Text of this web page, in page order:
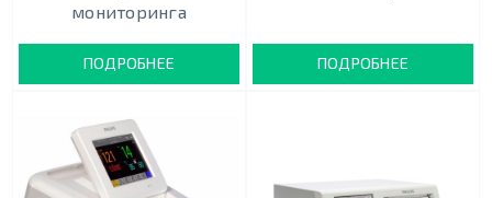
мониторинга
ПОДРОБНЕЕ ПОДРОБНЕЕ